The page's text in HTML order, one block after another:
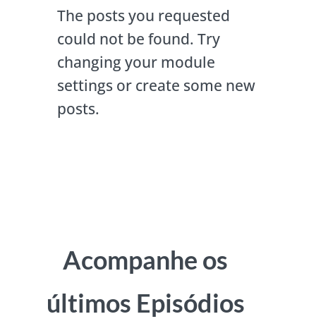
The posts you requested
could not be found. Try
changing your module
settings or create some new
posts.
Acompanhe os
últimos Episódios